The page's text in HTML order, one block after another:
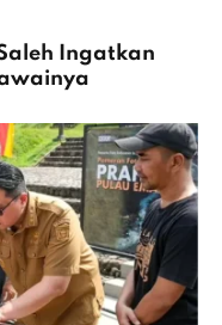
Ingatkan